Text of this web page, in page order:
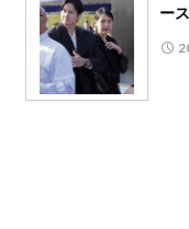
ー